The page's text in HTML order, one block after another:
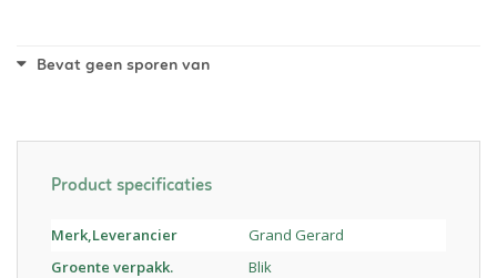
Bevat geen sporen van
Product specificaties
Merk,Leverancier
Grand Gerard
Groente verpakk.
Blik